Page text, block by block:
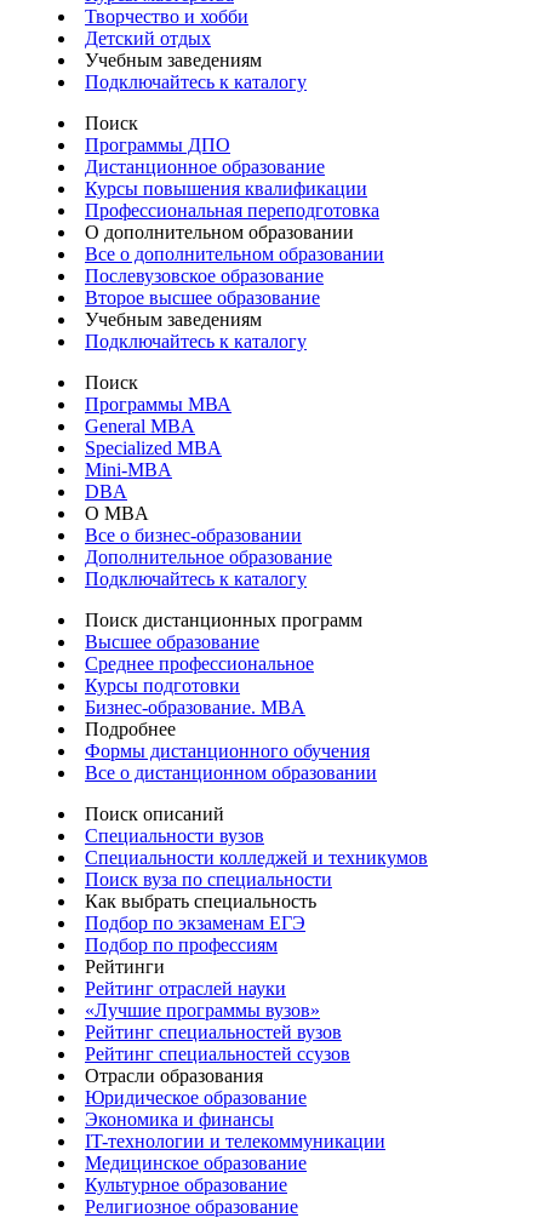
Творчество и хобби
Детский отдых
Учебным заведениям
Подключайтесь к каталогу
Поиск
Программы ДПО
Дистанционное образование
Курсы повышения квалификации
Профессиональная переподготовка
О дополнительном образовании
Все о дополнительном образовании
Послевузовское образование
Второе высшее образование
Учебным заведениям
Подключайтесь к каталогу
Поиск
Программы МВА
General MBA
Specialized MBA
Mini-MBA
DBA
О MBA
Все о бизнес-образовании
Дополнительное образование
Подключайтесь к каталогу
Поиск дистанционных программ
Высшее образование
Среднее профессиональное
Курсы подготовки
Бизнес-образование. MBA
Подробнее
Формы дистанционного обучения
Все о дистанционном образовании
Поиск описаний
Специальности вузов
Специальности колледжей и техникумов
Поиск вуза по специальности
Как выбрать специальность
Подбор по экзаменам ЕГЭ
Подбор по профессиям
Рейтинги
Рейтинг отраслей науки
«Лучшие программы вузов»
Рейтинг специальностей вузов
Рейтинг специальностей ссузов
Отрасли образования
Юридическое образование
Экономика и финансы
IT-технологии и телекоммуникации
Медицинское образование
Культурное образование
Религиозное образование